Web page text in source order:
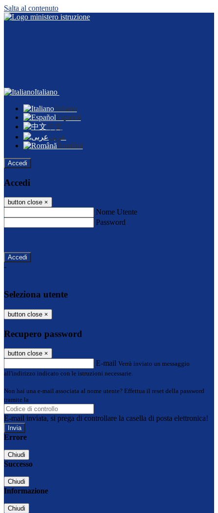
Salta al contenuto
Italiano
Italiano
Español
中文
عربى
Română
Accedi
Accedi
button close ×
Nome Utente
Password
-
Seleziona utente
button close ×
Recupero password
button close ×
E-mail Verrà inviato un messaggio
all'indirizzo indicato con le istruzioni necessarie.
Non hai una e-mail associata al nome utente? Effettua il reset della password
tramite la
E-mail inviata, si prega di controllare la casella di posta elettronica!
Errore
Chiudi
Successo
Chiudi
Informazione
Chiudi